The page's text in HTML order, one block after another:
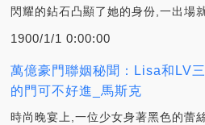
閃耀的鉆石凸顯了她的身份,一出場
1900/1/1 0:00:00
萬億豪門聯姻秘聞：Lisa和LV
的門可不好進_馬斯克
時尚晚宴上,一位少女身著黑色的蕾